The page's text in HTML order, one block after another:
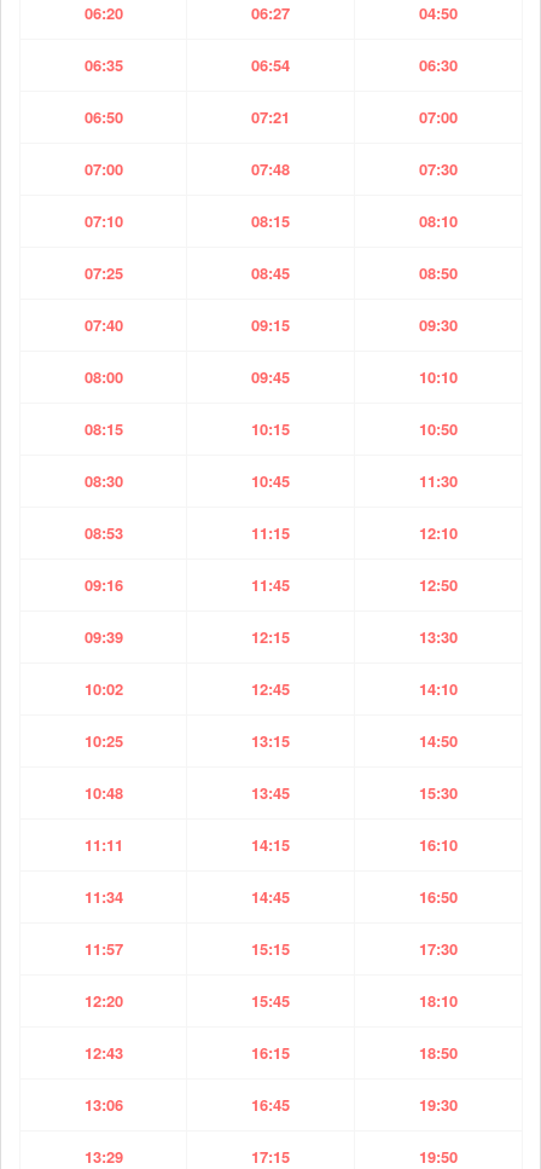
06:20 06:27 04:50
06:35 06:54 06:30
06:50 07:21 07:00
07:00 07:48 07:30
07:10 08:15 08:10
07:25 08:45 08:50
07:40 09:15 09:30
08:00 09:45 10:10
08:15 10:15 10:50
08:30 10:45 11:30
08:53 11:15 12:10
09:16 11:45 12:50
09:39 12:15 13:30
10:02 12:45 14:10
10:25 13:15 14:50
10:48 13:45 15:30
11:11 14:15 16:10
11:34 14:45 16:50
11:57 15:15 17:30
12:20 15:45 18:10
12:43 16:15 18:50
13:06 16:45 19:30
13:29 17:15 19:50